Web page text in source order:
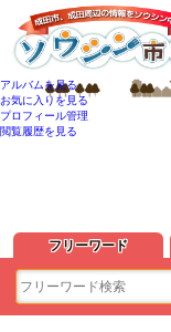
アルバムを見る
お気に入りを見る
プロフィール管理
閲覧履歴を見る
フリーワード